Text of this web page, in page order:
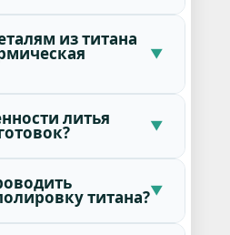
из титана
литья
титана?